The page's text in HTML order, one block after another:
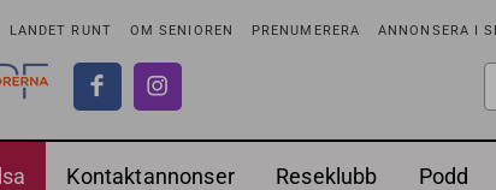
LANDET RUNT OM SENIOREN PRENUMERERA ANNONSERA I
Kontaktannonser Reseklubb Podd